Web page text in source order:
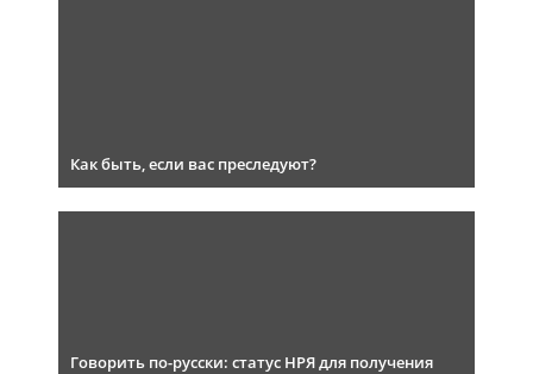
Как быть, если вас преследуют?
Говорить по-русски: статус НРЯ для получения